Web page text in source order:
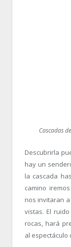
Cascadas
Descubrirla
hay un
la cascada
camino
nos invitaran
vistas. El
rocas, hará
al espectáculo